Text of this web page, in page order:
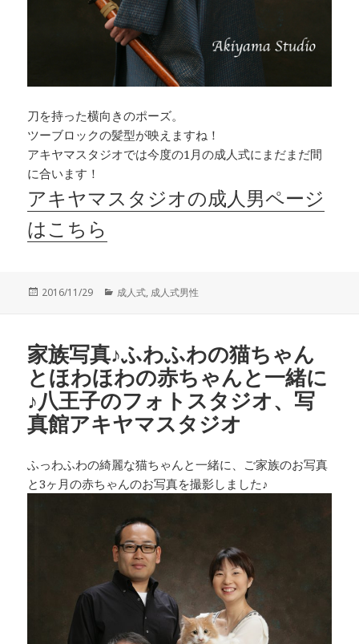
刀を持った横向きのポーズ。
ツーブロックの髪型が映えますね！
アキヤマスタジオでは今度の1月の成人式にまだまだ間
に合います！
アキヤマスタジオの成人男ページ
はこちら
投
2016/11/29
カ
ー
成人式, 成人式男性
家族写真♪ふわふわの猫ちゃん
とほわほわの赤ちゃんと一緒に
♪八王子のフォトスタジオ、写
真館アキヤマスタジオ
ふっわふわの綺麗な猫ちゃんと一緒に、ご家族のお写真
と3ヶ月の赤ちゃんのお写真を撮影しました♪